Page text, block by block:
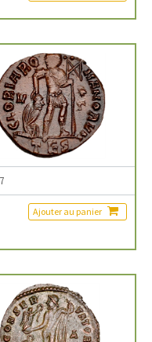
Ajouter au panier